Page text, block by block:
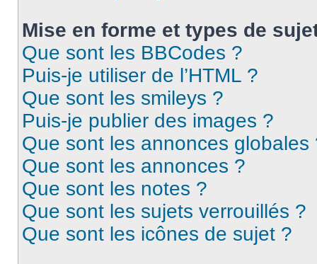
Mise en forme et types de
Que sont les BBCodes ?
Puis-je utiliser de l’HTML ?
Que sont les smileys ?
Puis-je publier des images ?
Que sont les annonces globales
Que sont les annonces ?
Que sont les notes ?
Que sont les sujets verrouillés ?
Que sont les icônes de sujet ?